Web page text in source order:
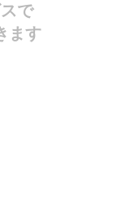
で
ます